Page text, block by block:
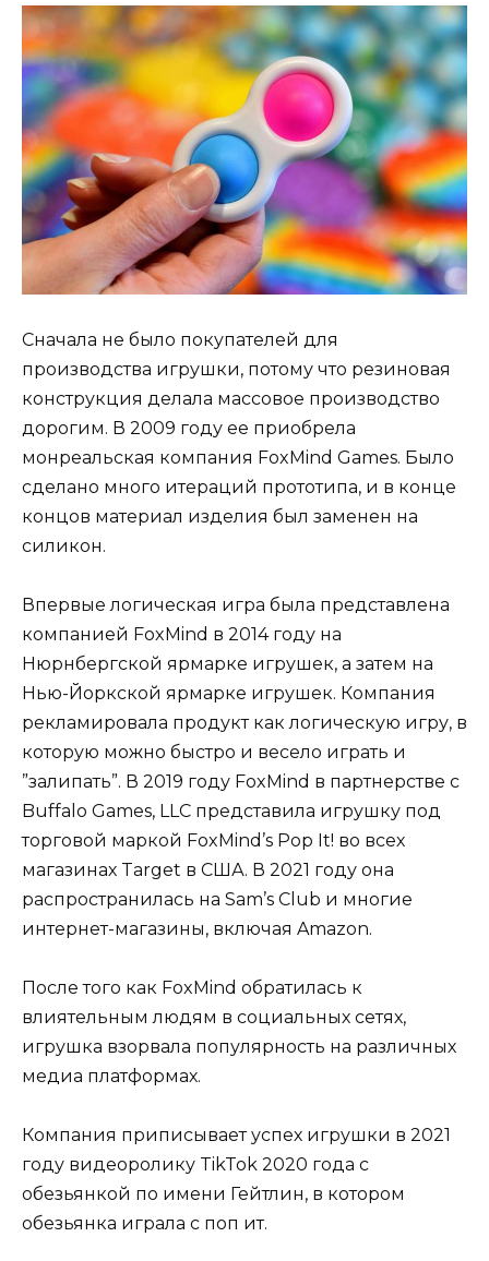
Сначала не было покупателей для
производства игрушки, потому что резиновая
конструкция делала массовое производство
дорогим. В 2009 году ее приобрела
монреальская компания FoxMind Games. Было
сделано много итераций прототипа, и в конце
концов материал изделия был заменен на
силикон.
Впервые логическая игра была представлена
компанией FoxMind в 2014 году на
Нюрнбергской ярмарке игрушек, а затем на
Нью-Йоркской ярмарке игрушек. Компания
рекламировала продукт как логическую игру, в
которую можно быстро и весело играть и
”залипать”. В 2019 году FoxMind в партнерстве с
Buffalo Games, LLC представила игрушку под
торговой маркой FoxMind’s Pop It! во всех
магазинах Target в США. В 2021 году она
распространилась на Sam’s Club и многие
интернет-магазины, включая Amazon.
После того как FoxMind обратилась к
влиятельным людям в социальных сетях,
игрушка взорвала популярность на различных
медиа платформах.
Компания приписывает успех игрушки в 2021
году видеоролику TikTok 2020 года с
обезьянкой по имени Гейтлин, в котором
обезьянка играла с поп ит.